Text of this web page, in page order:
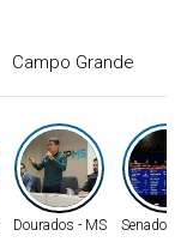
Campo Grande
Dourados - MS Senado